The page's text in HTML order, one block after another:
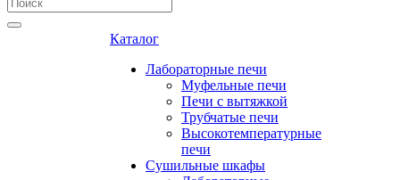
Каталог
Лабораторные печи
Муфельные печи
Печи с вытяжкой
Трубчатые печи
Высокотемпературные
печи
Сушильные шкафы